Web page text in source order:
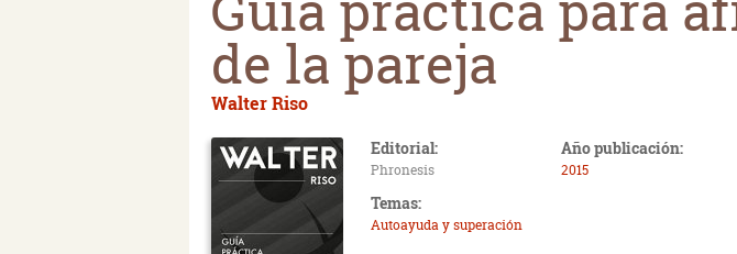
de la pareja
Walter Riso
Editorial:
Phronesis
Año publicación:
2015
Temas:
Autoayuda y superación